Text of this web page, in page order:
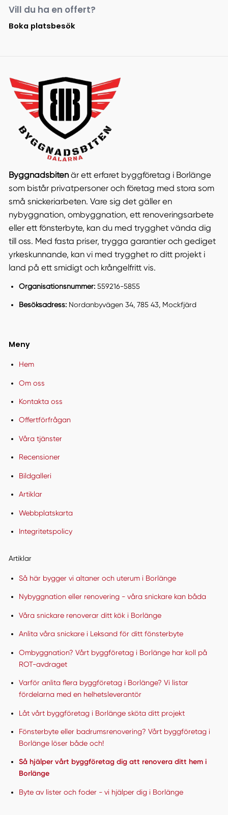
Vill du ha en offert?
Boka platsbesök
Byggnadsbitenär ett erfaret byggföretag i Borlänge
som bistår privatpersoner och företag med stora som
små snickeriarbeten. Vare sig det gäller en
nybyggnation, ombyggnation, ett renoveringsarbete
eller ett fönsterbyte, kan du med trygghet vända dig
till oss. Med fasta priser, trygga garantier och gediget
yrkeskunnande, kan vi med trygghet ro ditt projekt i
land på ett smidigt och krångelfritt vis.
Organisationsnummer:559216-5855
Besöksadress:Nordanbyvägen 34, 785 43, Mockfjärd
Meny
Hem
Om oss
Kontakta oss
Offertförfrågan
Våra tjänster
Recensioner
Bildgalleri
Artiklar
Webbplatskarta
Integritetspolicy
Artiklar
Så här bygger vi altaner och uterum i Borlänge
Nybyggnation eller renovering - våra snickare kan båda
Våra snickare renoverar ditt kök i Borlänge
Anlita våra snickare i Leksand för ditt fönsterbyte
Ombyggnation? Vårt byggföretag i Borlänge har koll på
ROT-avdraget
Varför anlita flera byggföretag i Borlänge? Vi listar
fördelarna med en helhetsleverantör
Låt vårt byggföretag i Borlänge sköta ditt projekt
Fönsterbyte eller badrumsrenovering? Vårt byggföretag i
Borlänge löser både och!
Så hjälper vårt byggföretag dig att renovera ditt hem i
Borlänge
Byte av lister och foder - vi hjälper dig i Borlänge